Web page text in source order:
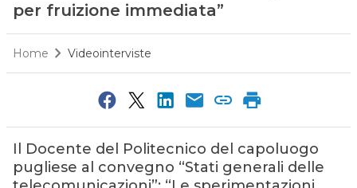
per fruizione immediata”
Home Videointerviste
Il Docente del Politecnico del capoluogo
pugliese al convegno “Stati generali delle